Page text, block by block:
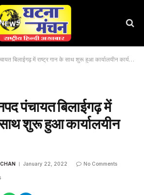
बिलाईगढ़ में राष्ट्र गान के साथ शुरू हुआ कार्यालयीन कार्य…
पंचायत बिलाईगढ़ में
शुरू हुआ कार्यालयीन
January 22, 2022 No Comments